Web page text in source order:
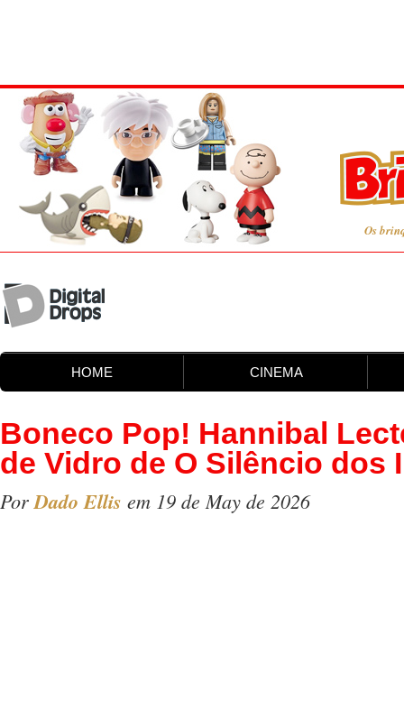
Os
HOME CINEMA
Boneco Pop! Hannibal
de Vidro de O Silêncio dos
PorDado Ellis em 19 de May de 2026